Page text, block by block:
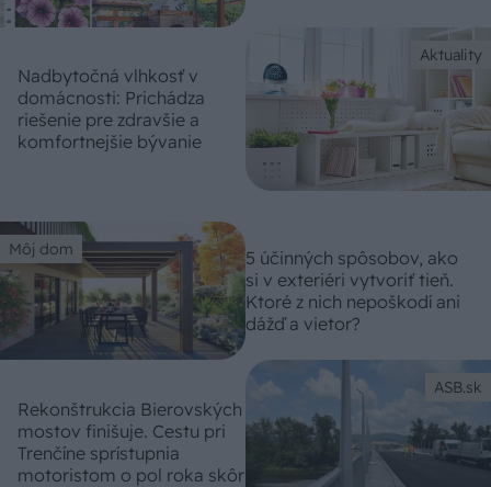
Aktuality
Nadbytočná vlhkosť v
domácnosti: Prichádza
riešenie pre zdravšie a
komfortnejšie bývanie
Môj dom
5 účinných spôsobov, ako
si v exteriéri vytvoriť tieň.
Ktoré z nich nepoškodí ani
dážď a vietor?
ASB.sk
Rekonštrukcia Bierovských
mostov finišuje. Cestu pri
Trenčíne sprístupnia
motoristom o pol roka skôr